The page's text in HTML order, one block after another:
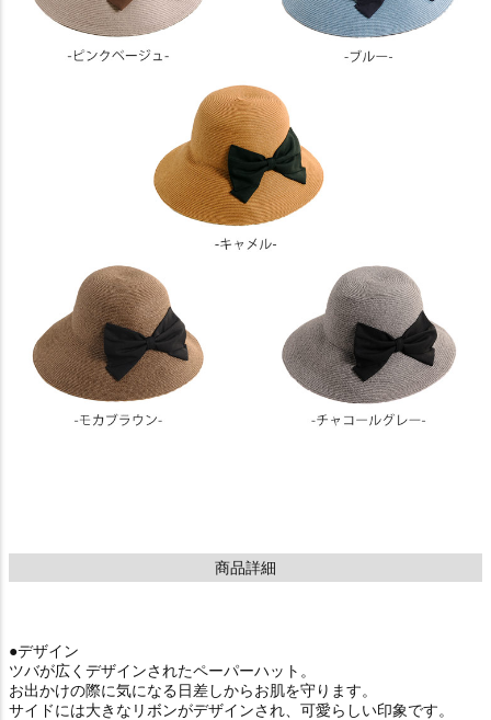
商品詳細
●デザイン
ツバが広くデザインされたペーパーハット。
お出かけの際に気になる日差しからお肌を守ります。
サイドには大きなリボンがデザインされ、可愛らしい印象です。